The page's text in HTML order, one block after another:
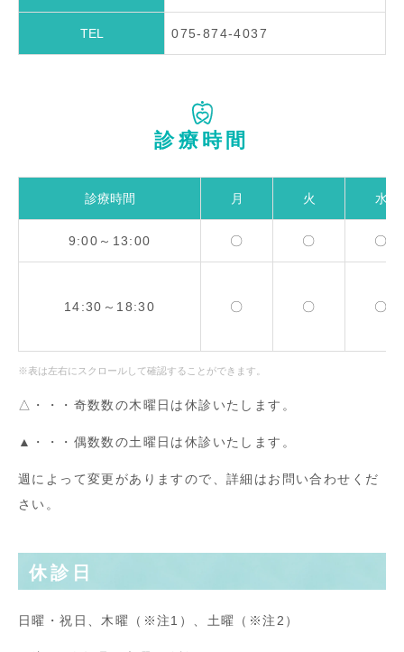
TEL 075-874-4037
診療時間
診療時間 月 火 水
9:00～13:00 〇 〇 〇
14:30～18:30 〇 〇 〇
※表は左右にスクロールして確認することができます。
△・・・奇数数の木曜日は休診いたします。
▲・・・偶数数の土曜日は休診いたします。
週によって変更がありますので、詳細はお問い合わせくだ
さい。
休診日
日曜・祝日、木曜（※注1）、土曜（※注2）